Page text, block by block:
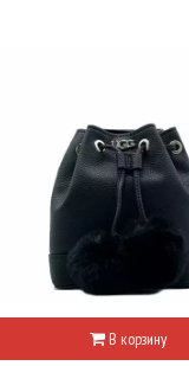
В корзину